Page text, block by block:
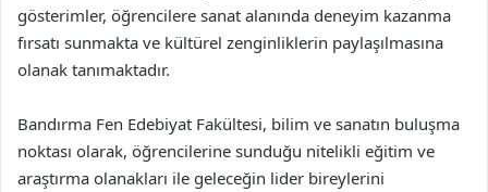
gösterimler, öğrencilere sanat alanında deneyim kazanma
fırsatı sunmakta ve kültürel zenginliklerin paylaşılmasına
olanak tanımaktadır.
Bandırma Fen Edebiyat Fakültesi, bilim ve sanatın buluşma
noktası olarak, öğrencilerine sunduğu nitelikli eğitim ve
araştırma olanakları ile geleceğin lider bireylerini